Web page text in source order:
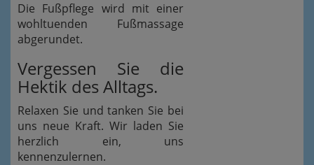
Die Fußpflege wird mit einer
wohltuenden Fußmassage
abgerundet.
Vergessen Sie die
Hektik des Alltags.
Relaxen Sie und tanken Sie bei
uns neue Kraft. Wir laden Sie
herzlich ein, uns
kennenzulernen.